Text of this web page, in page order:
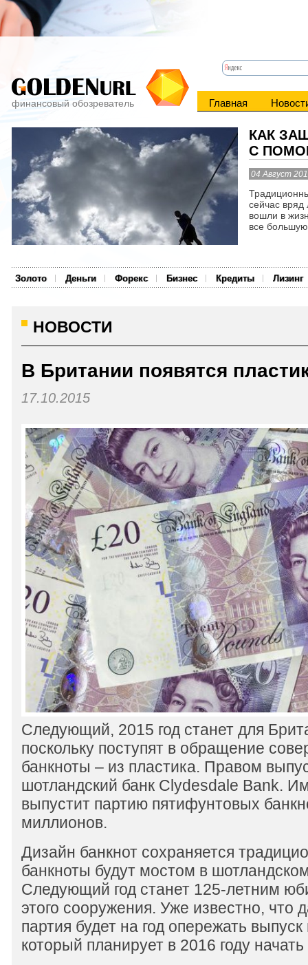
финансовый обозреватель Главная
КАК
С
04 Август
сейчас вряд
вошли в
все
Золото Деньги Форекс Бизнес Кредиты Лизинг
НОВОСТИ
В Британии появятся
17.10.2015
Следующий, 2015 год станет для
поскольку поступят в обращение
банкноты – из пластика. Правом
шотландский банк Clydesdale Bank.
выпустит партию пятифунтовых
миллионов.
Дизайн банкнот сохраняется
банкноты будут мостом в
Следующий год станет 125-летним
этого сооружения. Уже известно, что
партия будет на год опережать
который планирует в 2016 году